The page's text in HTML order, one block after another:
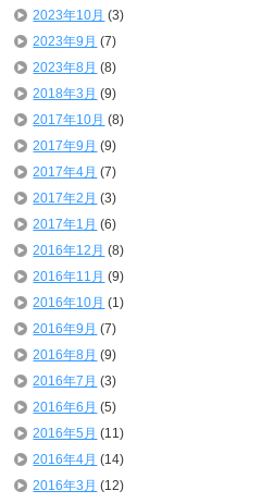
2023年10月 (3)
2023年9月 (7)
2023年8月 (8)
2018年3月 (9)
2017年10月 (8)
2017年9月 (9)
2017年4月 (7)
2017年2月 (3)
2017年1月 (6)
2016年12月 (8)
2016年11月 (9)
2016年10月 (1)
2016年9月 (7)
2016年8月 (9)
2016年7月 (3)
2016年6月 (5)
2016年5月 (11)
2016年4月 (14)
2016年3月 (12)